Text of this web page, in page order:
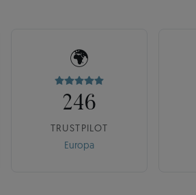
🌍
246
TRUSTPILOT
Europa